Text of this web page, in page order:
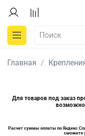
Главная
Для товаров под заказ
Расчет суммы оплаты по Яндекс
сможете